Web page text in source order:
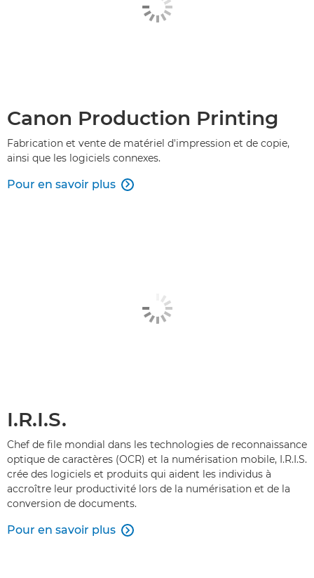
Canon Production Printing
Fabrication et vente de matériel d'impression et de copie,
ainsi que les logiciels connexes.
Pour en savoir plus 
I.R.I.S.
Chef de file mondial dans les technologies de reconnaissance
optique de caractères (OCR) et la numérisation mobile, I.R.I.S.
crée des logiciels et produits qui aident les individus à
accroître leur productivité lors de la numérisation et de la
conversion de documents.
Pour en savoir plus 